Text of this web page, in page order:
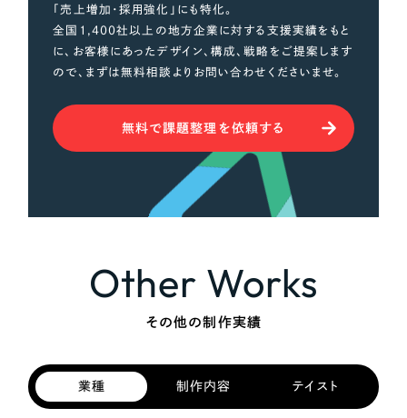
「売上増加・採用強化」にも特化。
全国1,400社以上の地方企業に対する支援実績をもと
に、お客様にあったデザイン、構成、戦略をご提案します
ので、まずは無料相談よりお問い合わせくださいませ。
無料で課題整理を依頼する
Other Works
その他の制作実績
業種 制作内容 テイスト